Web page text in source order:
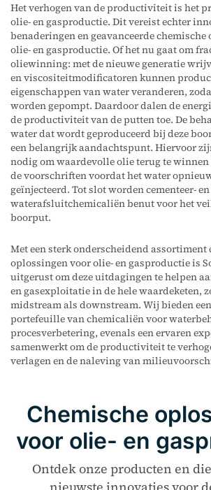
Het verhogen van de productiviteit is het
olie- en gasproductie. Dit vereist echter
benaderingen en geavanceerde
olie- en gasproductie. Of het nu gaat om
oliewinning: met de nieuwe generatie
en viscositeitmodificatoren kunnen
eigenschappen van water veranderen,
worden gepompt. Daardoor dalen de
de productiviteit van de putten toe. De
water dat wordt geproduceerd bij deze
een belangrijk aandachtspunt. Hiervoor
nodig om waardevolle olie terug te winnen
de voorschriften voordat het water
geïnjecteerd. Tot slot worden cementeer- en
waterafsluitchemicaliën benut voor het
boorput.
Met een sterk onderscheidend assortiment
oplossingen voor olie- en gasproductie is
uitgerust om deze uitdagingen te helpen
en gasexploitatie in de hele waardeketen,
midstream als downstream. Wij bieden
portefeuille van chemicaliën voor
procesverbetering, evenals een ervaren
samenwerkt om de productiviteit te
verlagen en de naleving van
Chemische
voor olie- en
Ontdek onze producten en